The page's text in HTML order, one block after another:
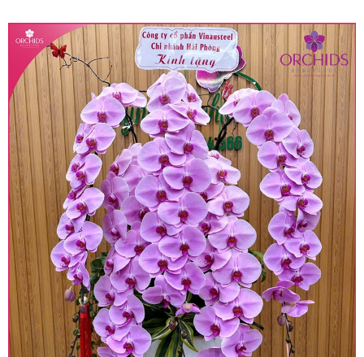
• Giá trên được miễn ship giao trong nội thành,
miễn phí in thiệp - banner theo yêu cầu khách
hàng.
• Beautiful Orchids liên kết với các cửa hàng
trên toàn quốc để phục vụ giao hoa tận nơi, mỗi
khu vực sẽ có mức giá khác nhau (tùy vào chi
phí mặt bằng, nguyên vật liệu,..) nên giá có thể sẽ
thay đổi so với giá niêm yết trên website. Khách
hàng ở Tỉnh thành khác vui lòng chủ động hỏi lại
giá trước khi đặt hàng, shop sẽ chủ động báo giá
chính xác khi có địa chỉ giao hàng cụ thể.